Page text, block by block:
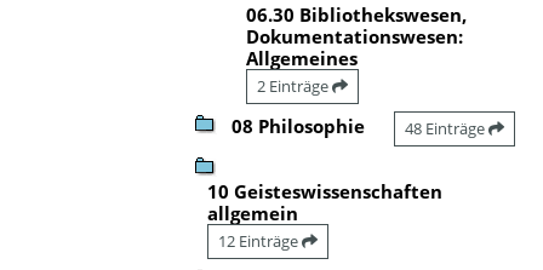
06.30 Bibliothekswesen,
Dokumentationswesen:
Allgemeines
2 Einträge
08 Philosophie 48 Einträge
10 Geisteswissenschaften
allgemein
12 Einträge